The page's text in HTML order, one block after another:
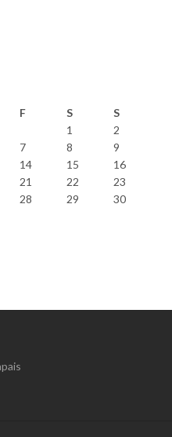
F S
S
1
2
7 8
9
14 15
16
21 22
23
28 29
30